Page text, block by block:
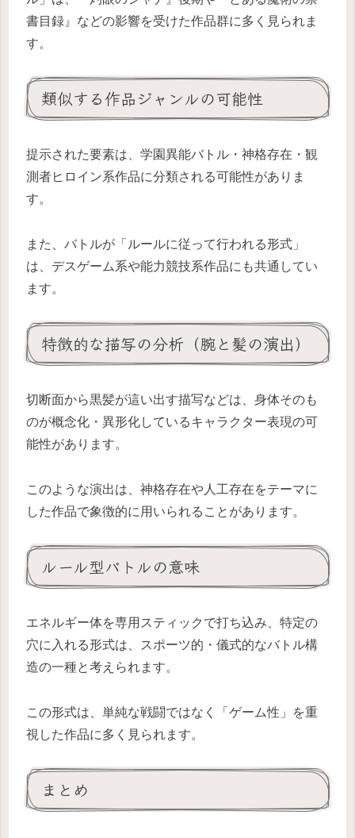
書目録』などの影響を受けた作品群に多く見られま
す。
類似する作品ジャンルの可能性
提示された要素は、学園異能バトル・神格存在・観
測者ヒロイン系作品に分類される可能性がありま
す。
また、バトルが「ルールに従って行われる形式」
は、デスゲーム系や能力競技系作品にも共通してい
ます。
特徴的な描写の分析（腕と髪の演出）
切断面から黒髪が這い出す描写などは、身体そのも
のが概念化・異形化しているキャラクター表現の可
能性があります。
このような演出は、神格存在や人工存在をテーマに
した作品で象徴的に用いられることがあります。
ルール型バトルの意味
エネルギー体を専用スティックで打ち込み、特定の
穴に入れる形式は、スポーツ的・儀式的なバトル構
造の一種と考えられます。
この形式は、単純な戦闘ではなく「ゲーム性」を重
視した作品に多く見られます。
まとめ